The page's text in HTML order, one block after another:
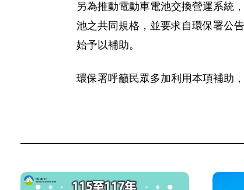
另為推動電動車電池交換營運系統
池之共同規格，並要求自環保署公
始予以補助。
環保署呼籲民眾多加利用本項補助